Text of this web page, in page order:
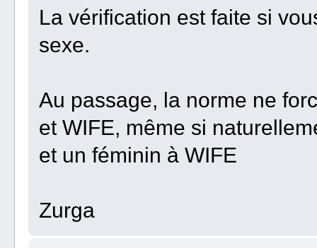
La vérification est faite si
sexe.
Au passage, la norme ne
et WIFE, même si
et un féminin à WIFE
Zurga